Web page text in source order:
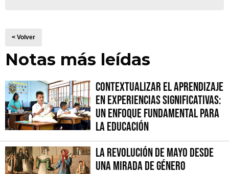
< Volver
Notas más leídas
Contextualizar el Aprendizaje
en Experiencias Significativas:
Un Enfoque fundamental para
la Educación
La Revolución de Mayo desde
una mirada de género